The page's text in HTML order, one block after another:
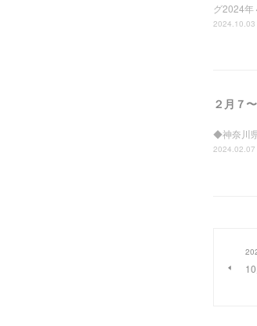
グ2024年
2024.10.03
◆神奈川
2024.02.07